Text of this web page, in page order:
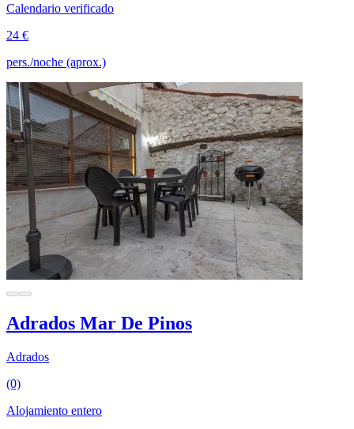
Calendario verificado
24 €
pers./noche (aprox.)
Adrados Mar De Pinos
Adrados
(0)
Alojamiento entero